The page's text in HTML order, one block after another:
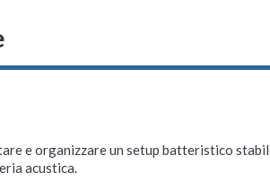
e organizzare un setup batteristico
acustica.